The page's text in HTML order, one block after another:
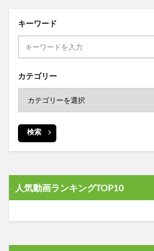
キーワード
カテゴリー
検索
人気動画ランキングTOP10